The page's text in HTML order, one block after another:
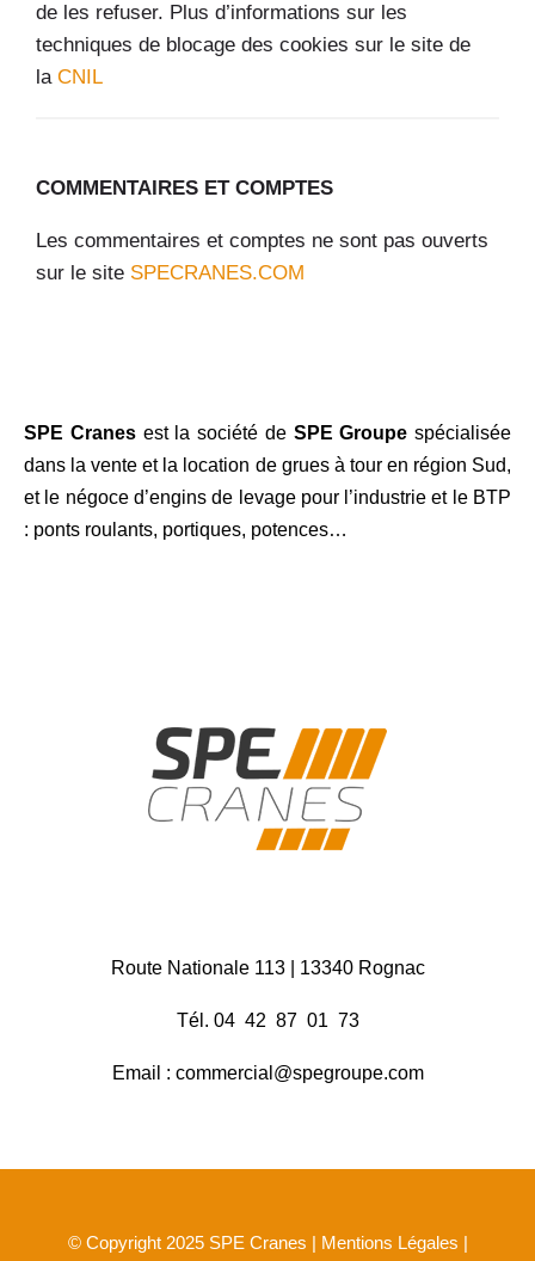
de les refuser. Plus d’informations sur les
techniques de blocage des cookies sur le site de
la CNIL
COMMENTAIRES ET COMPTES
Les commentaires et comptes ne sont pas ouverts
sur le site SPECRANES.COM
SPE Cranesest la société de SPE Groupe spécialisée
dans la vente et la location de grues à tour en région Sud,
et le négoce d’engins de levage pour l’industrie et le BTP
: ponts roulants, portiques, potences…
Route Nationale 113 | 13340 Rognac
Tél. 04 42 87 01 73
Email : commercial@spegroupe.com
© Copyright 2025 SPE Cranes | Mentions Légales